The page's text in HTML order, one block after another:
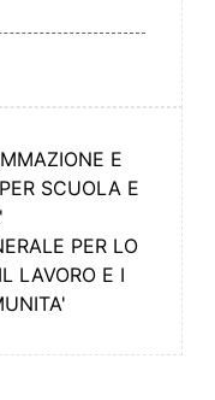
E
SCUOLA E
PER LO
LAVORO E I